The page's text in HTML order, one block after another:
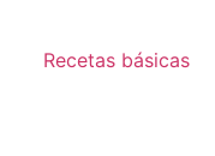
Recetas básicas